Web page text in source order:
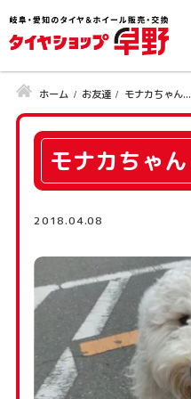
ホーム お友達 モナカちゃん...
モナカちゃん
2018.04.08